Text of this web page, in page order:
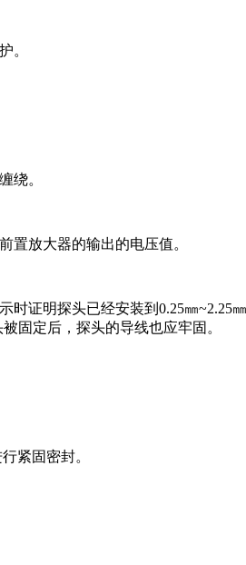
。
绕。
置放大器的输出的电压值。
证明探头已经安装到0.25㎜
固定后，探头的导线也应牢固。
紧固密封。